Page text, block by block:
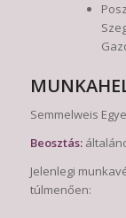
Semmelweis
Beosztás:
Jelenlegi
túlmenően: